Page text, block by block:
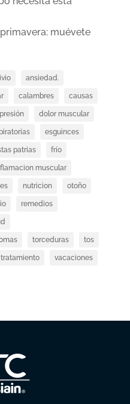
muévete
ansiedad.
calambres causas
dolor muscular
esguinces
patrias frío
muscular
nutricion otoño
remedios
torceduras tos
tratamiento vacaciones